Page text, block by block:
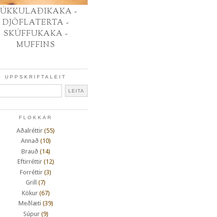
-
DJÖFLATERTA -
SKÚFFUKAKA -
MUFFINS
UPPSKRIFTALEIT
FLOKKAR
Aðalréttir (55)
Annað (10)
Brauð (14)
Eftirréttir (12)
Forréttir (3)
Grill
(7)
Kökur (67)
Meðlæti (39)
Súpur (9)